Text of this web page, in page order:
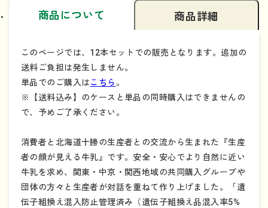
商品について 商品詳細
このページでは、12本セットでの販売となります。追加の
送料ご負担は発生しません。
単品でのご購入はこちら 。
※【送料込み】のケースと単品の同時購入はできませんの
で、予めご了承ください。
消費者と北海道十勝の生産者との交流から生まれた『生産
者の顔が見える牛乳』です。安全・安心でより自然に近い
牛乳を求め、関東・中京・関西地域の共同購入グループや
団体の方々と生産者が対話を重ねて作り上げました。「遺
伝子組換え混入防止管理済み（遺伝子組換え品混入率5%